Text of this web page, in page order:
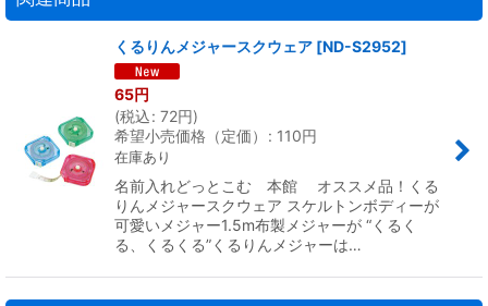
くるりんメジャースクウェア [ND-S2952]
65円
(税込: 72円)
希望小売価格（定価）
: 110円
在庫あり
名前入れどっとこむ 本館 オススメ品！くる
りんメジャースクウェア スケルトンボディーが
可愛いメジャー1.5m布製メジャーが “くるく
る、くるくる”くるりんメジャーは…